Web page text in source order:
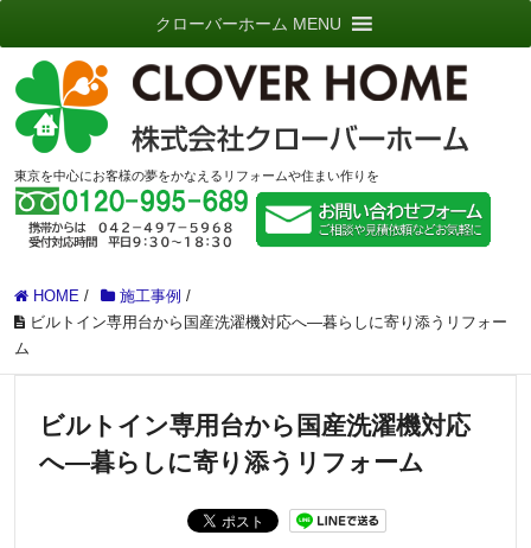
東京を中心にお客様の夢をかなえるリフォームや住まい作りを
クローバーホーム MENU
HOME / 施工事例 /
ビルトイン専用台から国産洗濯機対応へ―暮らしに寄り添うリフォー
ム
ビルトイン専用台から国産洗濯機対応
へ―暮らしに寄り添うリフォーム